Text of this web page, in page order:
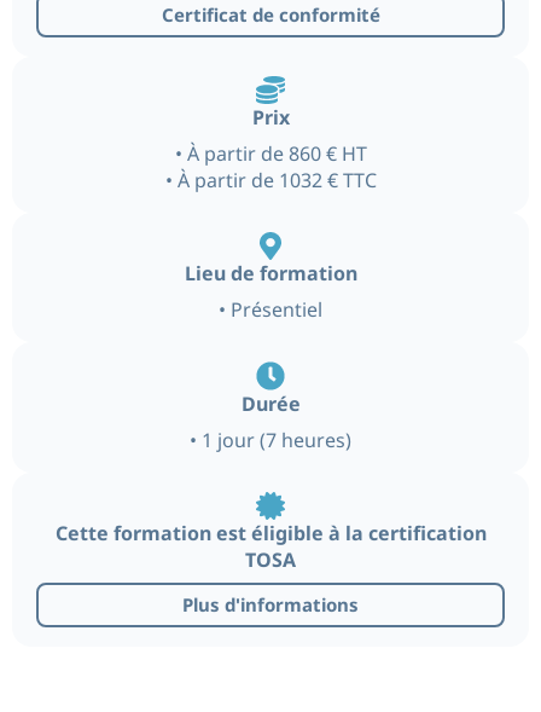
Certificat de conformité
Prix
• À partir de 860 € HT
• À partir de 1032 € TTC
Lieu de formation
• Présentiel
Durée
• 1 jour (7 heures)
Cette formation est éligible à la certification
TOSA
Plus d'informations